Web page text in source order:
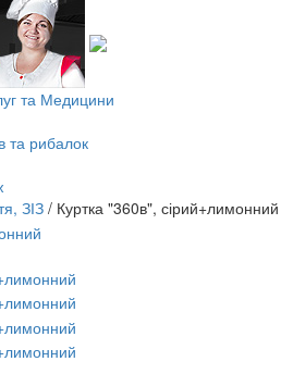
та Медицини
та рибалок
ЗІЗ / Куртка "360в", сірий+лимонний